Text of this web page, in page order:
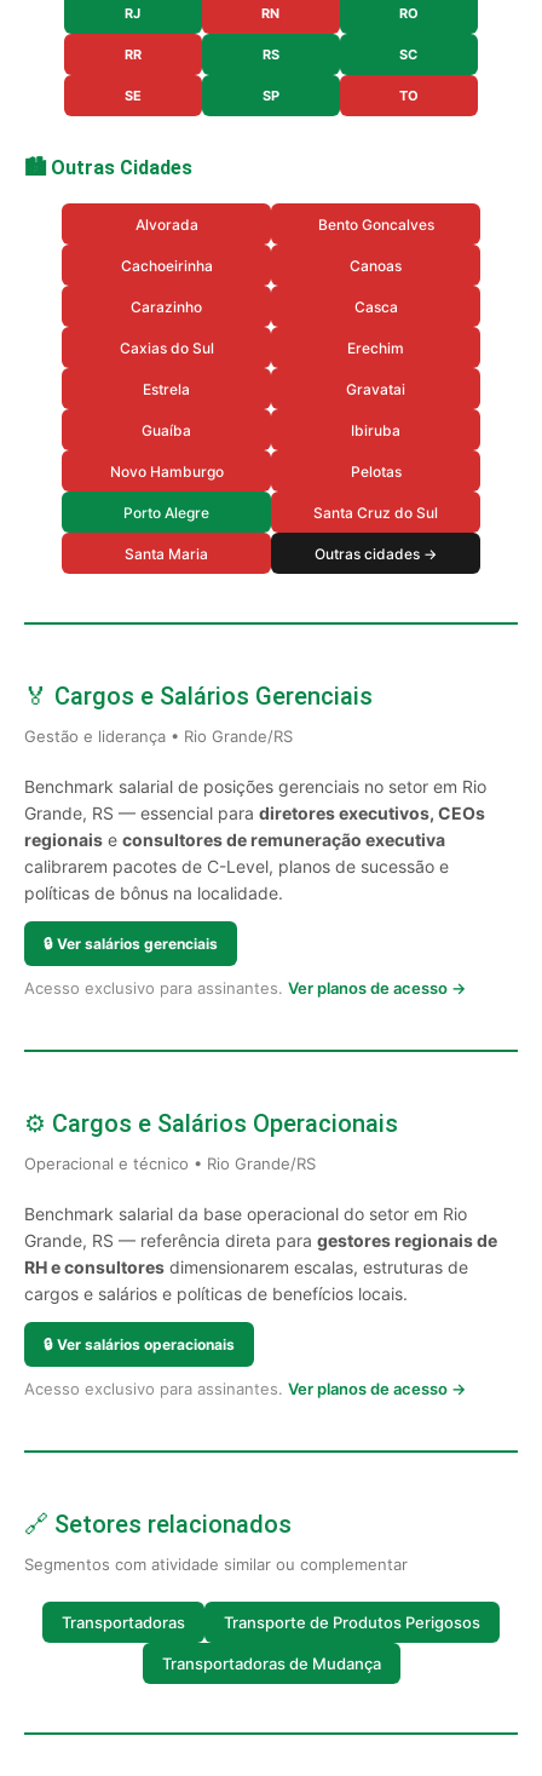
RJ RN RO
RR RS SC
SE SP TO
🏙️ Outras Cidades
Alvorada Bento Goncalves
Cachoeirinha Canoas
Carazinho Casca
Caxias do Sul Erechim
Estrela Gravatai
Guaíba Ibiruba
Novo Hamburgo Pelotas
Porto Alegre Santa Cruz do Sul
Santa Maria Outras cidades →
🏅 Cargos e Salários Gerenciais
Gestão e liderança • Rio Grande/RS
Benchmark salarial de posições gerenciais no setor em Rio
Grande, RS — essencial para diretores executivos, CEOs
regionais e consultores de remuneração executiva
calibrarem pacotes de C-Level, planos de sucessão e
políticas de bônus na localidade.
🔒 Ver salários gerenciais
Acesso exclusivo para assinantes. Ver planos de acesso →
⚙️ Cargos e Salários Operacionais
Operacional e técnico • Rio Grande/RS
Benchmark salarial da base operacional do setor em Rio
Grande, RS — referência direta para gestores regionais de
RH e consultores dimensionarem escalas, estruturas de
cargos e salários e políticas de benefícios locais.
🔒 Ver salários operacionais
Acesso exclusivo para assinantes. Ver planos de acesso →
🔗 Setores relacionados
Segmentos com atividade similar ou complementar
Transportadoras Transporte de Produtos Perigosos
Transportadoras de Mudança